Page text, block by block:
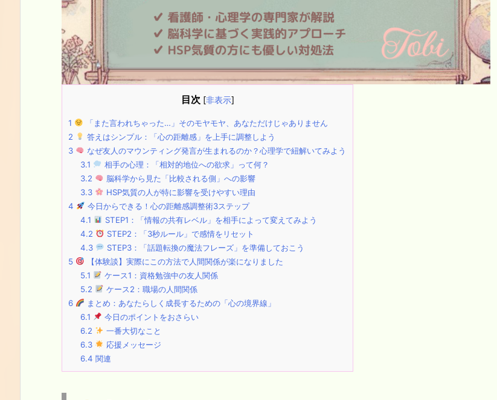
目次 [非表示]
1
「また言われちゃった…」そのモヤモヤ、あなただけじゃありません
2
答えはシンプル：「心の距離感」を上手に調整しよう
3
なぜ友人のマウンティング発言が生まれるのか？心理学で紐解いてみよう
3.1
相手の心理：「相対的地位への欲求」って何？
3.2
脳科学から見た「比較される側」への影響
3.3
HSP気質の人が特に影響を受けやすい理由
4
今日からできる！心の距離感調整術3ステップ
4.1
STEP1：「情報の共有レベル」を相手によって変えてみよう
4.2
STEP2：「3秒ルール」で感情をリセット
4.3
STEP3：「話題転換の魔法フレーズ」を準備しておこう
5
【体験談】実際にこの方法で人間関係が楽になりました
5.1
ケース1：資格勉強中の友人関係
5.2
ケース2：職場の人間関係
6
まとめ：あなたらしく成長するための「心の境界線」
6.1
今日のポイントをおさらい
6.2
一番大切なこと
6.3
応援メッセージ
6.4 関連